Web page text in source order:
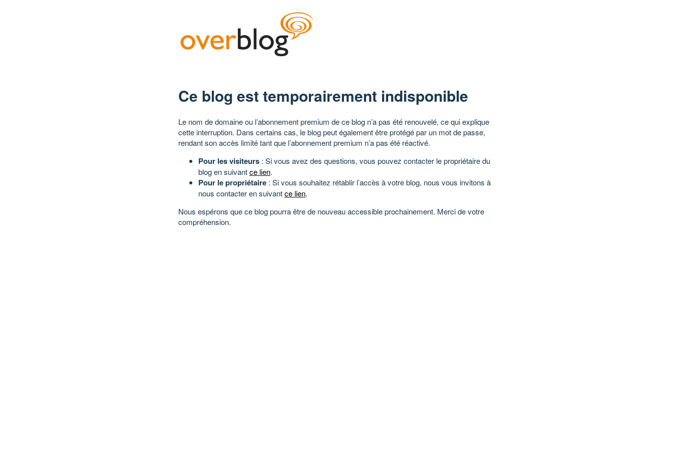
Ce blog est temporairement indisponible
Le nom de domaine ou l’abonnement premium de ce blog n’a pas été renouvelé, ce qui explique
cette interruption. Dans certains cas, le blog peut également être protégé par un mot de passe,
rendant son accès limité tant que l’abonnement premium n’a pas été réactivé.
Pour les visiteurs : Si vous avez des questions, vous pouvez contacter le propriétaire du
blog en suivantce lien.
Pour le propriétaire : Si vous souhaitez rétablir l’accès à votre blog, nous vous invitons à
nous contacter en suivantce lien.
Nous espérons que ce blog pourra être de nouveau accessible prochainement. Merci de votre
compréhension.